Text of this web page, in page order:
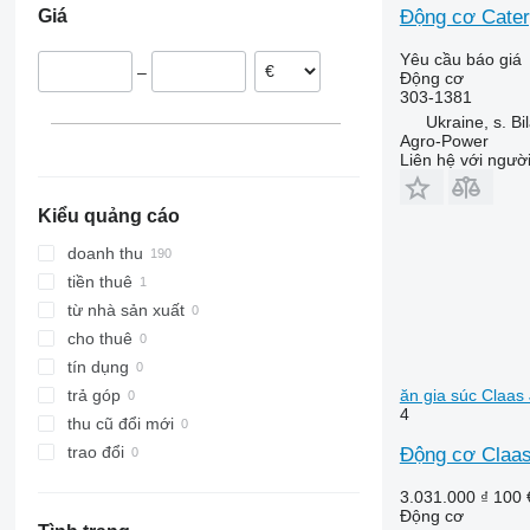
Lexion 600
Lexion 670
6135
6300
6310
6320
6400
6410
6510
6600
6610
6620
Đan Mạch
Romania
Giá
–
Kiểu quảng cáo
doanh thu
tiền thuê
từ nhà sản xuất
cho thuê
tín dụng
trả góp
thu cũ đổi mới
trao đổi
Động cơ
Yêu cầu báo giá
Động cơ
303-1381
Ukraine, s.
Agro-Power
Liên hệ với
ăn gia súc
4
Động cơ
3.031.000 ₫ 100
Động cơ